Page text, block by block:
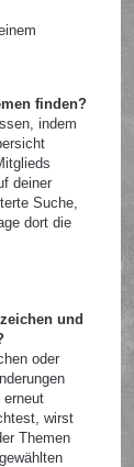
finden?
indem
deiner
Suche,
dort die
und
oder
erneut
wirst
Themen